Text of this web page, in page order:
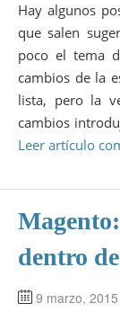
Hay algunos
que salen
poco el tema
cambios de la
lista, pero la
cambios
Leer artículo
dentro
9 marzo, 2015